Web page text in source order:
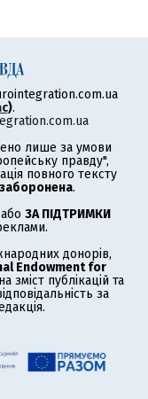
).
лише за умови
правду",
повного тексту
заборонена.
або ЗА ПІДТРИМКИ
донорів,
Endowment for
публікацій та
за